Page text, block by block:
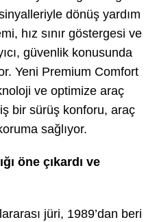
dönüş yardım
hız sınır göstergesi ve
güvenlik konusunda
Yeni Premium Comfort
ve optimize araç
bir sürüş konforu, araç
sağlıyor.
öne çıkardı ve
jüri, 1989’dan beri